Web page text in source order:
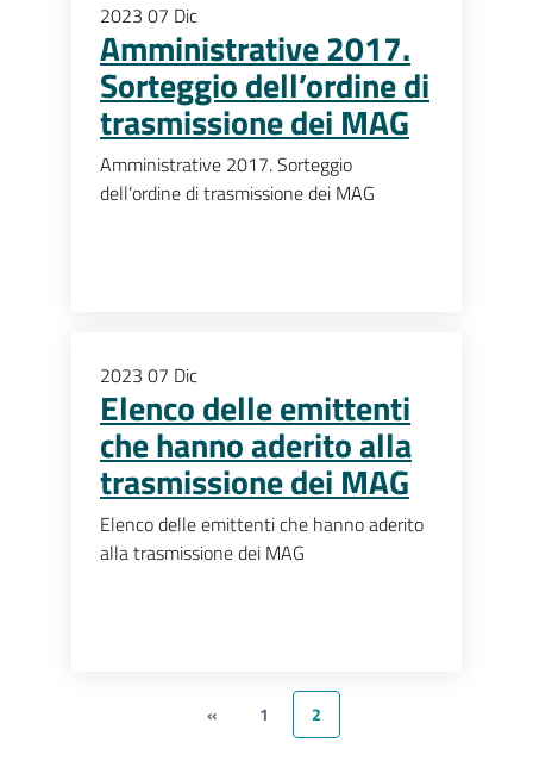
2023 07 Dic
Amministrative 2017.
Sorteggio dell’ordine di
trasmissione dei MAG
Amministrative 2017. Sorteggio
dell’ordine di trasmissione dei MAG
2023 07 Dic
Elenco delle emittenti
che hanno aderito alla
trasmissione dei MAG
Elenco delle emittenti che hanno aderito
alla trasmissione dei MAG
« 1 2